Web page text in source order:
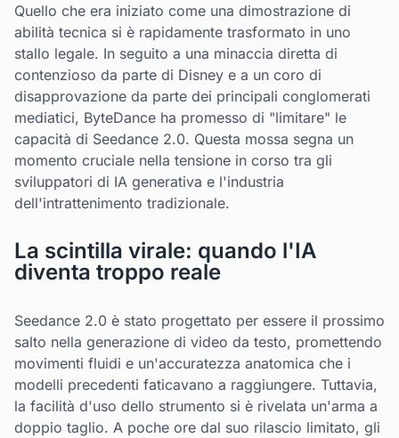
Quello che era iniziato come una dimostrazione di
abilità tecnica si è rapidamente trasformato in uno
stallo legale. In seguito a una minaccia diretta di
contenzioso da parte di Disney e a un coro di
disapprovazione da parte dei principali conglomerati
mediatici, ByteDance ha promesso di "limitare" le
capacità di Seedance 2.0. Questa mossa segna un
momento cruciale nella tensione in corso tra gli
sviluppatori di IA generativa e l'industria
dell'intrattenimento tradizionale.
La scintilla virale: quando l'IA
diventa troppo reale
Seedance 2.0 è stato progettato per essere il prossimo
salto nella generazione di video da testo, promettendo
movimenti fluidi e un'accuratezza anatomica che i
modelli precedenti faticavano a raggiungere. Tuttavia,
la facilità d'uso dello strumento si è rivelata un'arma a
doppio taglio. A poche ore dal suo rilascio limitato, gli